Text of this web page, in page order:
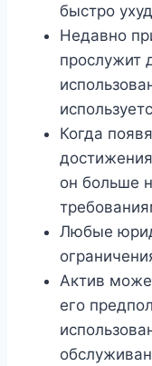
быстро
Недавно
прослужит
Когда
он больше
Любые
Актив
его